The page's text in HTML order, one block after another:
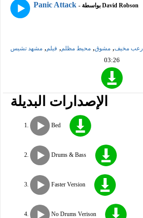
Panic Attack - بواسطة David Robson
رعب مخيف, مشوق, محيط مظلم, فيلم, مشهد تشيس
03:26
الإصدارات البديلة
Bed
Drums & Bass
Faster Version
No Drums Verison